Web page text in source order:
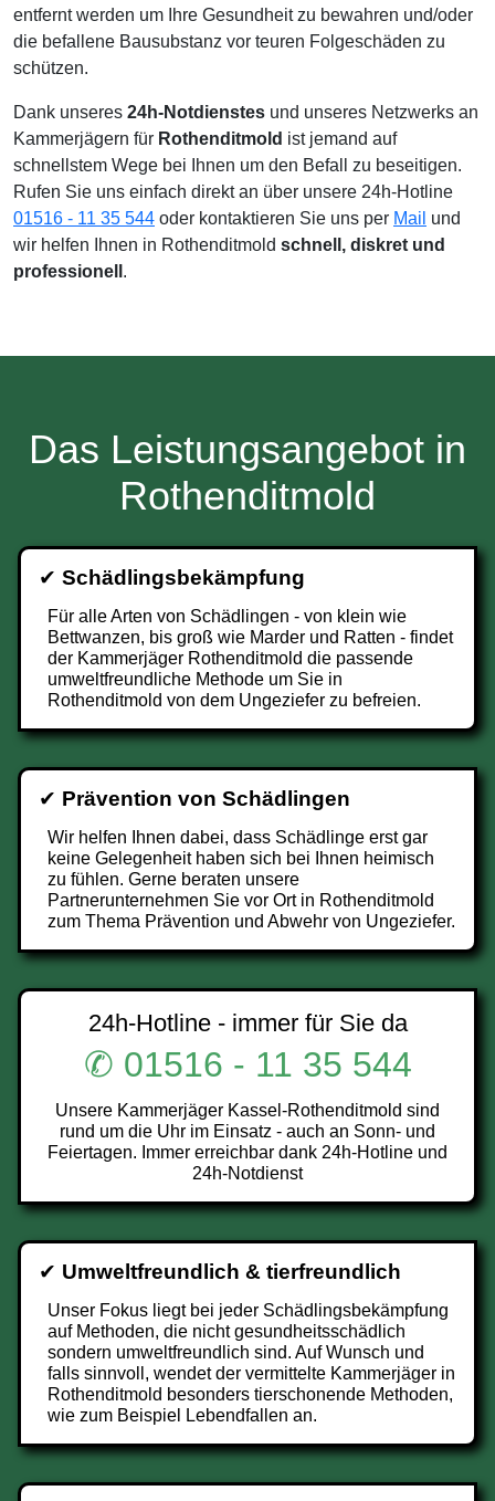
entfernt werden um Ihre Gesundheit zu bewahren und/oder
die befallene Bausubstanz vor teuren Folgeschäden zu
schützen.
Dank unseres 24h-Notdienstes und unseres Netzwerks an
Kammerjägern für Rothenditmold ist jemand auf
schnellstem Wege bei Ihnen um den Befall zu beseitigen.
Rufen Sie uns einfach direkt an über unsere 24h-Hotline
01516 - 11 35 544 oder kontaktieren Sie uns per Mail und
wir helfen Ihnen in Rothenditmold schnell, diskret und
professionell .
Das Leistungsangebot in
Rothenditmold
✔ Schädlingsbekämpfung
Für alle Arten von Schädlingen - von klein wie
Bettwanzen, bis groß wie Marder und Ratten - findet
der Kammerjäger Rothenditmold die passende
umweltfreundliche Methode um Sie in
Rothenditmold von dem Ungeziefer zu befreien.
✔ Prävention von Schädlingen
Wir helfen Ihnen dabei, dass Schädlinge erst gar
keine Gelegenheit haben sich bei Ihnen heimisch
zu fühlen. Gerne beraten unsere
Partnerunternehmen Sie vor Ort in Rothenditmold
zum Thema Prävention und Abwehr von Ungeziefer.
24h-Hotline - immer für Sie da
✆ 01516 - 11 35 544
Unsere Kammerjäger Kassel-Rothenditmold sind
rund um die Uhr im Einsatz - auch an Sonn- und
Feiertagen. Immer erreichbar dank 24h-Hotline und
24h-Notdienst
✔ Umweltfreundlich & tierfreundlich
Unser Fokus liegt bei jeder Schädlingsbekämpfung
auf Methoden, die nicht gesundheitsschädlich
sondern umweltfreundlich sind. Auf Wunsch und
falls sinnvoll, wendet der vermittelte Kammerjäger in
Rothenditmold besonders tierschonende Methoden,
wie zum Beispiel Lebendfallen an.